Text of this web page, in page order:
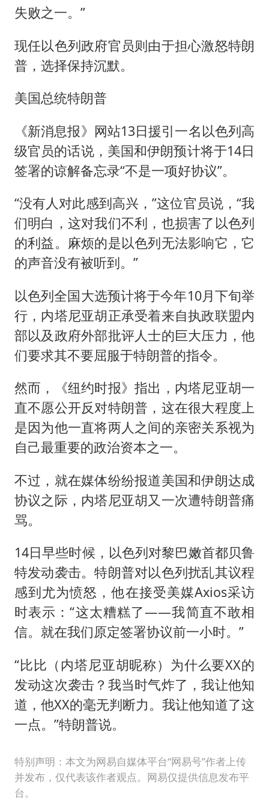
失败之一。”
现任以色列政府官员则由于担心激怒特朗
普，选择保持沉默。
美国总统特朗普
《新消息报》网站13日援引一名以色列高
级官员的话说，美国和伊朗预计将于14日
签署的谅解备忘录“不是一项好协议”。
“没有人对此感到高兴，”这位官员说，“我
们明白，这对我们不利，也损害了以色列
的利益。麻烦的是以色列无法影响它，它
的声音没有被听到。”
以色列全国大选预计将于今年10月下旬举
行，内塔尼亚胡正承受着来自执政联盟内
部以及政府外部批评人士的巨大压力，他
们要求其不要屈服于特朗普的指令。
然而，《纽约时报》指出，内塔尼亚胡一
直不愿公开反对特朗普，这在很大程度上
是因为他一直将两人之间的亲密关系视为
自己最重要的政治资本之一。
不过，就在媒体纷纷报道美国和伊朗达成
协议之际，内塔尼亚胡又一次遭特朗普痛
骂。
14日早些时候，以色列对黎巴嫩首都贝鲁
特发动袭击。特朗普对以色列扰乱其议程
感到尤为愤怒，他在接受美媒Axios采访
时表示：“这太糟糕了——我简直不敢相
信。就在我们原定签署协议前一小时。”
“比比（内塔尼亚胡昵称）为什么要XX的
发动这次袭击？我当时气炸了，我让他知
道，他XX的毫无判断力。我让他知道了这
一点。”特朗普说。
特别声明：本文为网易自媒体平台“网易号”作者上传
并发布，仅代表该作者观点。网易仅提供信息发布平
台。